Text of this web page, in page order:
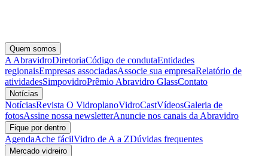
Quem somos
A AbravidroDiretoriaCódigo de condutaEntidades
regionaisEmpresas associadasAssocie sua empresaRelatório de
atividadesSimpovidroPrêmio Abravidro GlassContato
Notícias
NotíciasRevista O VidroplanoVidroCastVídeosGaleria de
fotosAssine nossa newsletterAnuncie nos canais da Abravidro
Fique por dentro
AgendaAche fácilVidro de A a ZDúvidas frequentes
Mercado vidreiro